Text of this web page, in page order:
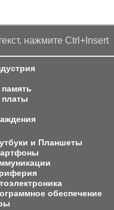
нажмите Ctrl+Insert
платы
и Планшеты
обеспечение